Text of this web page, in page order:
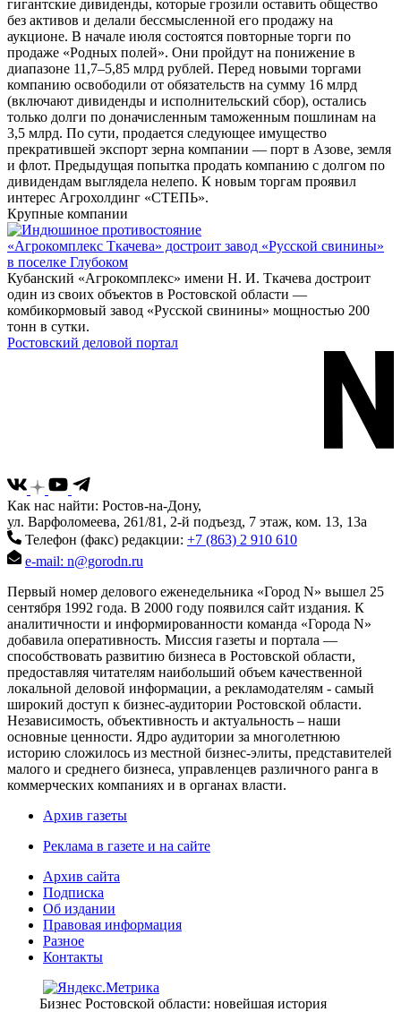
гигантские дивиденды, которые грозили оставить общество
без активов и делали бессмысленной его продажу на
аукционе. В начале июля состоятся повторные торги по
продаже «Родных полей». Они пройдут на понижение в
диапазоне 11,7–5,85 млрд рублей. Перед новыми торгами
компанию освободили от обязательств на сумму 16 млрд
(включают дивиденды и исполнительский сбор), остались
только долги по доначисленным таможенным пошлинам на
3,5 млрд. По сути, продается следующее имущество
прекратившей экспорт зерна компании — порт в Азове, земля
и флот. Предыдущая попытка продать компанию с долгом по
дивидендам выглядела нелепо. К новым торгам проявил
интерес Агрохолдинг «СТЕПЬ».
Крупные компании
«Агрокомплекс Ткачева» достроит завод «Русской свинины»
в поселке Глубоком
Кубанский «Агрокомплекс» имени Н. И. Ткачева достроит
один из своих объектов в Ростовской области —
комбикормовый завод «Русской свинины» мощностью 200
тонн в сутки.
Ростовский деловой портал
Как нас найти: Ростов-на-Дону,
ул. Варфоломеева, 261/81, 2-й подъезд, 7 этаж, ком. 13, 13а
Телефон (факс) редакции: +7 (863) 2 910 610
e-mail: n@gorodn.ru
Первый номер делового еженедельника «Город N» вышел 25
сентября 1992 года. В 2000 году появился сайт издания. К
аналитичности и информированности команда «Города N»
добавила оперативность. Миссия газеты и портала —
способствовать развитию бизнеса в Ростовской области,
предоставляя читателям наибольший объем качественной
локальной деловой информации, а рекламодателям - самый
широкий доступ к бизнес-аудитории Ростовской области.
Независимость, объективность и актуальность – наши
основные ценности. Ядро аудитории за многолетнюю
историю сложилось из местной бизнес-элиты, представителей
малого и среднего бизнеса, управленцев различного ранга в
коммерческих компаниях и в органах власти.
Архив газеты
Реклама в газете и на сайте
Архив сайта
Подписка
Об издании
Правовая информация
Разное
Контакты
Бизнес Ростовской области: новейшая история